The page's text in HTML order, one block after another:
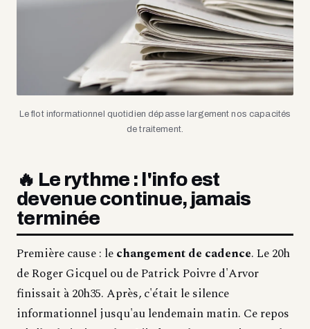
Le flot informationnel quotidien dépasse largement nos capacités
de traitement.
🔥 Le rythme : l'info est
devenue continue, jamais
terminée
Première cause : lechangement de cadence. Le 20h
de Roger Gicquel ou de Patrick Poivre d'Arvor
finissait à 20h35. Après, c'était le silence
informationnel jusqu'au lendemain matin. Ce repos